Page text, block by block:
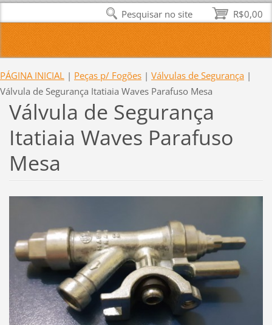
PÁGINA INICIAL | Peças p/ Fogões | Válvulas de Segurança |
Válvula de Segurança Itatiaia Waves Parafuso Mesa
Válvula de Segurança
Itatiaia Waves Parafuso
Mesa
R$0,00
Pesquisar no site